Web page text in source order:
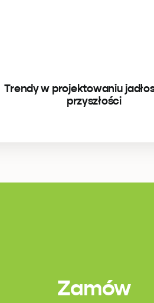
Trendy w projektowaniu
przyszłości
Zamów